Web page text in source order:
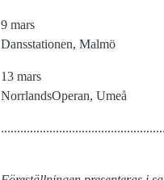
9 mars
Dansstationen, Malmö
13 mars
NorrlandsOperan, Umeå